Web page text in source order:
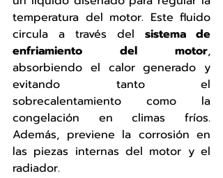
temperatura del motor. Este fluido
circula a través del sistema de
enfriamiento del motor,
absorbiendo el calor generado y
evitando tanto el
sobrecalentamiento como la
congelación en climas fríos.
Además, previene la corrosión en
las piezas internas del motor y el
radiador.